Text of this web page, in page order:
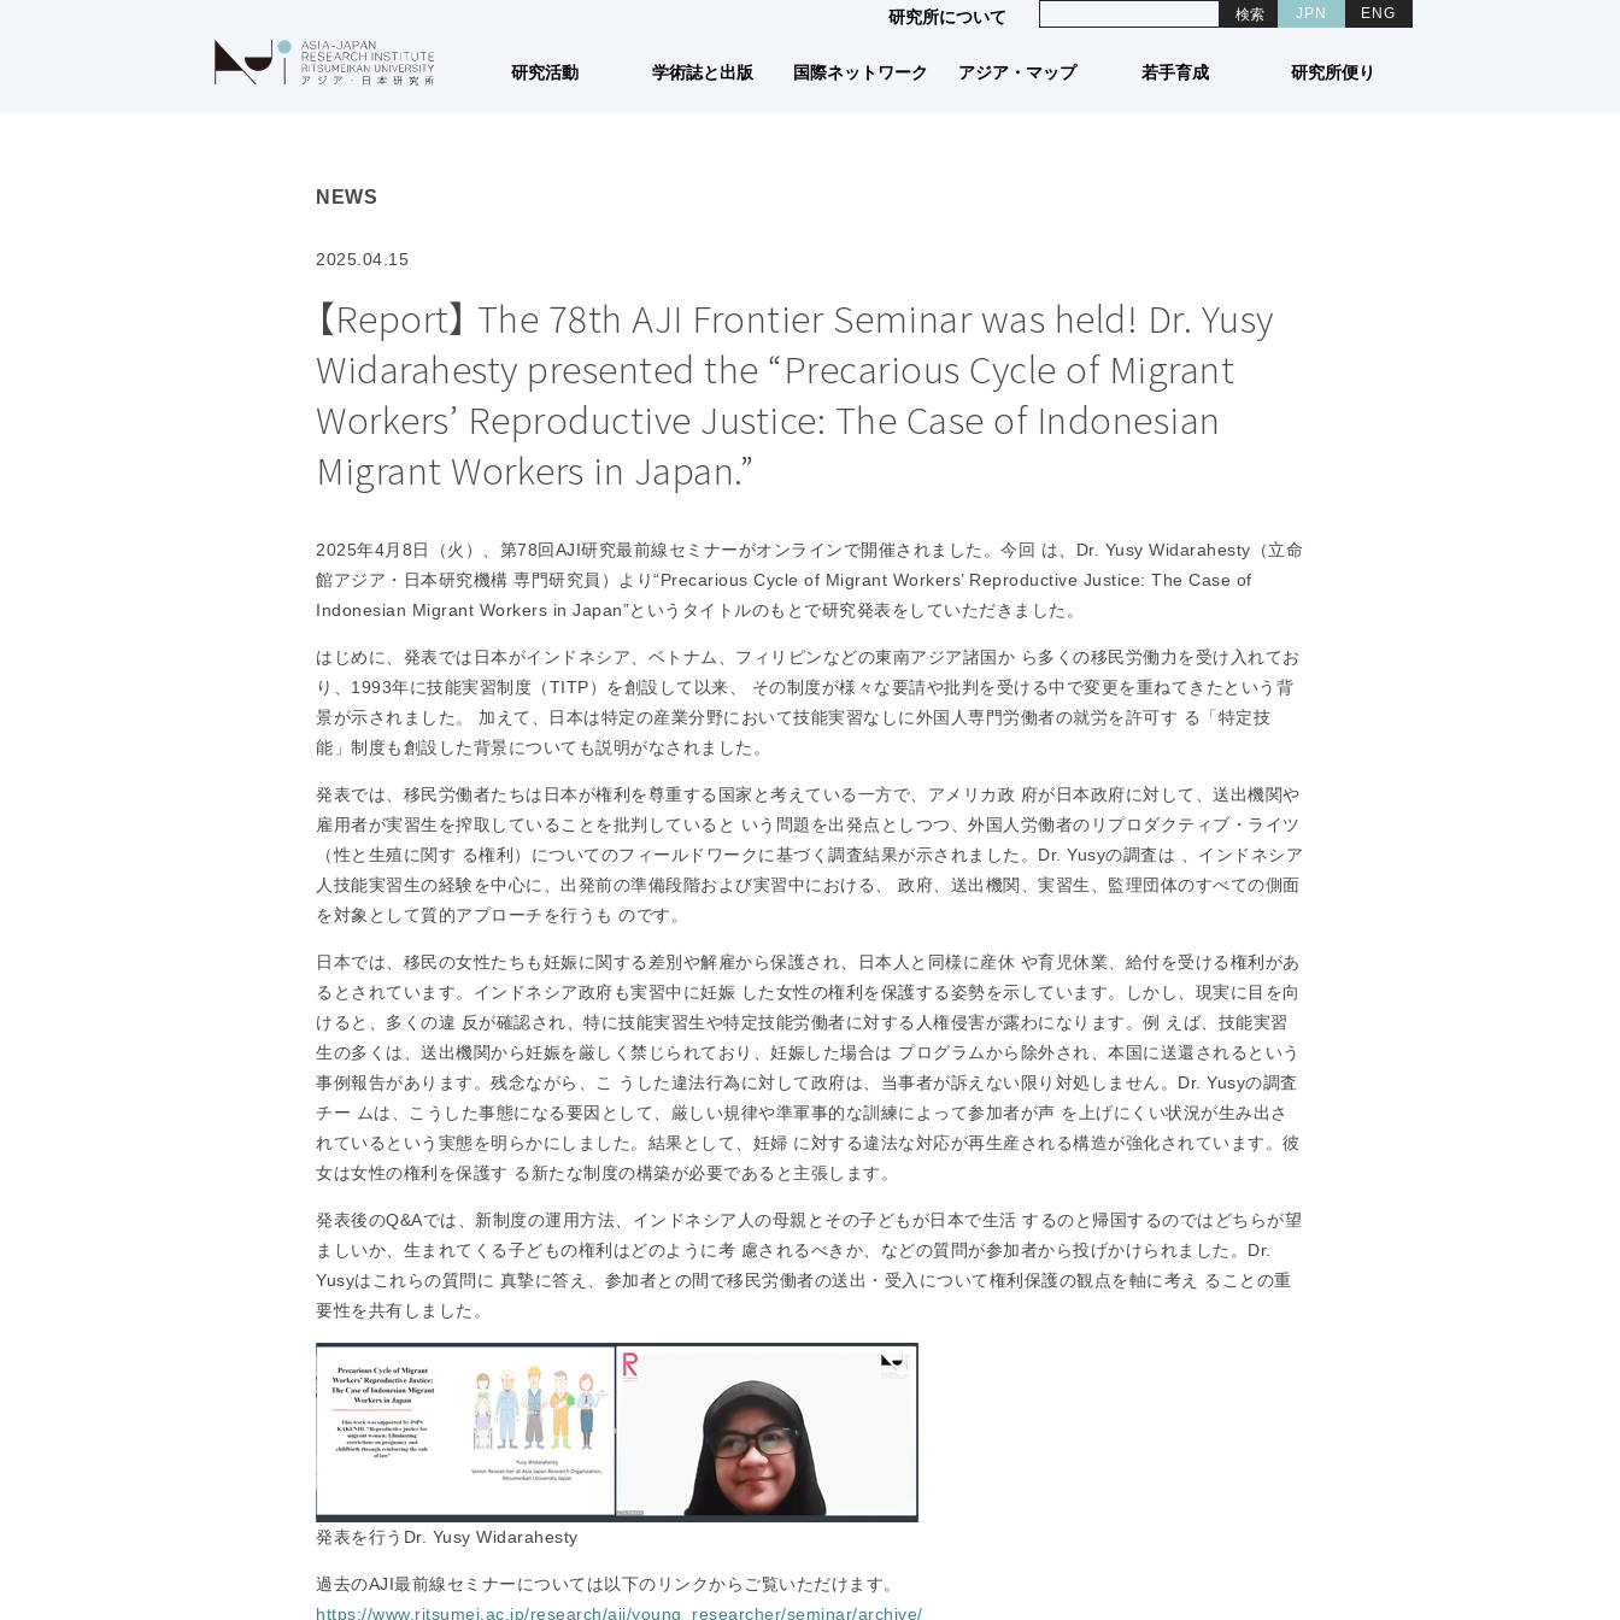
研究所について
研究活動 学術誌と出版 国際ネットワーク アジア・マップ 若手育成 研究所便り
JPN ENG
NEWS
2025.04.15
【Report】 The 78th AJI Frontier Seminar was held! Dr. Yusy
Widarahesty presented the “Precarious Cycle of Migrant
Workers’ Reproductive Justice: The Case of Indonesian
Migrant Workers in Japan.”
2025年4月8日（火）、第78回AJI研究最前線セミナーがオンラインで開催されました。今回 は、Dr. Yusy Widarahesty（立命
館アジア・日本研究機構 専門研究員）より“Precarious Cycle of Migrant Workers’ Reproductive Justice: The Case of
Indonesian Migrant Workers in Japan”というタイトルのもとで研究発表をしていただきました。
はじめに、発表では日本がインドネシア、ベトナム、フィリピンなどの東南アジア諸国か ら多くの移民労働力を受け入れてお
り、1993年に技能実習制度（TITP）を創設して以来、 その制度が様々な要請や批判を受ける中で変更を重ねてきたという背
景が示されました。 加えて、日本は特定の産業分野において技能実習なしに外国人専門労働者の就労を許可す る「特定技
能」制度も創設した背景についても説明がなされました。
発表では、移民労働者たちは日本が権利を尊重する国家と考えている一方で、アメリカ政 府が日本政府に対して、送出機関や
雇用者が実習生を搾取していることを批判していると いう問題を出発点としつつ、外国人労働者のリプロダクティブ・ライツ
（性と生殖に関す る権利）についてのフィールドワークに基づく調査結果が示されました。Dr. Yusyの調査は 、インドネシア
人技能実習生の経験を中心に、出発前の準備段階および実習中における、 政府、送出機関、実習生、監理団体のすべての側面
を対象として質的アプローチを行うも のです。
日本では、移民の女性たちも妊娠に関する差別や解雇から保護され、日本人と同様に産休 や育児休業、給付を受ける権利があ
るとされています。インドネシア政府も実習中に妊娠 した女性の権利を保護する姿勢を示しています。しかし、現実に目を向
けると、多くの違 反が確認され、特に技能実習生や特定技能労働者に対する人権侵害が露わになります。例 えば、技能実習
生の多くは、送出機関から妊娠を厳しく禁じられており、妊娠した場合は プログラムから除外され、本国に送還されるという
事例報告があります。残念ながら、こ うした違法行為に対して政府は、当事者が訴えない限り対処しません。Dr. Yusyの調査
チー ムは、こうした事態になる要因として、厳しい規律や準軍事的な訓練によって参加者が声 を上げにくい状況が生み出さ
れているという実態を明らかにしました。結果として、妊婦 に対する違法な対応が再生産される構造が強化されています。彼
女は女性の権利を保護す る新たな制度の構築が必要であると主張します。
発表後のQ&Aでは、新制度の運用方法、インドネシア人の母親とその子どもが日本で生活 するのと帰国するのではどちらが望
ましいか、生まれてくる子どもの権利はどのように考 慮されるべきか、などの質問が参加者から投げかけられました。Dr.
Yusyはこれらの質問に 真摯に答え、参加者との間で移民労働者の送出・受入について権利保護の観点を軸に考え ることの重
要性を共有しました。
発表を行うDr. Yusy Widarahesty
過去のAJI最前線セミナーについては以下のリンクからご覧いただけます。
https://www.ritsumei.ac.jp/research/aji/young_researcher/seminar/archive/